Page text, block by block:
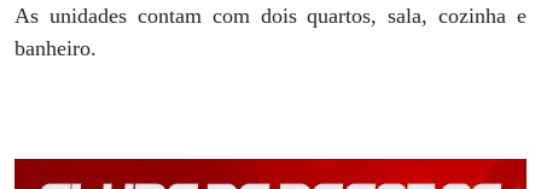
As unidades contam com dois quartos, sala, cozinha e
banheiro.